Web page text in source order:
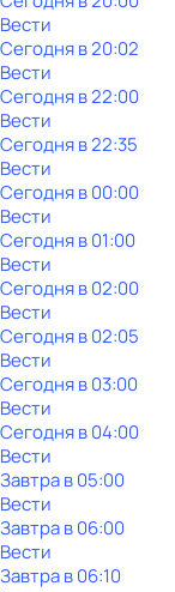
Вести
Сегодня в 20:02
Вести
Сегодня в 22:00
Вести
Сегодня в 22:35
Вести
Сегодня в 00:00
Вести
Сегодня в 01:00
Вести
Сегодня в 02:00
Вести
Сегодня в 02:05
Вести
Сегодня в 03:00
Вести
Сегодня в 04:00
Вести
Завтра в 05:00
Вести
Завтра в 06:00
Вести
Завтра в 06:10